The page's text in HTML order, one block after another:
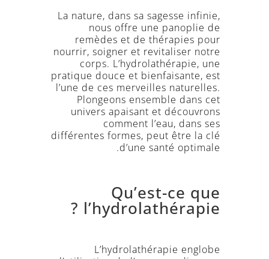
professeurs
Connexion
Prendre
appeler
Inscription
Newsletter
La nature, dans sa sagesse infinie,
nous offre une panoplie de
remèdes et de thérapies pour
nourrir, soigner et revitaliser notre
corps. L’hydrolathérapie, une
pratique douce et bienfaisante, est
l’une de ces merveilles naturelles.
Plongeons ensemble dans cet
univers apaisant et découvrons
comment l’eau, dans ses
différentes formes, peut être la clé
d’une santé optimale.
Qu’est-ce que
l’hydrolathérapie ?
L’hydrolathérapie englobe